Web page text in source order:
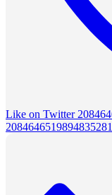
Like on Twitter
2084646519894835281